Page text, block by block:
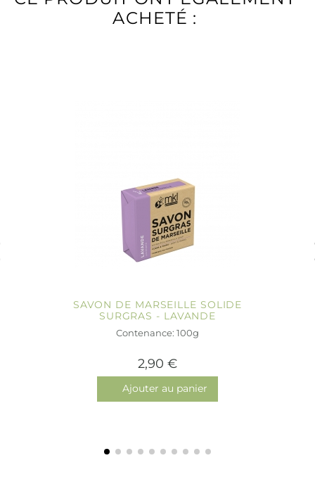
ACHETÉ :
SAVON DE MARSEILLE SOLIDE
SURGRAS - LAVANDE
Contenance: 100g
2,90 €
Ajouter au panier